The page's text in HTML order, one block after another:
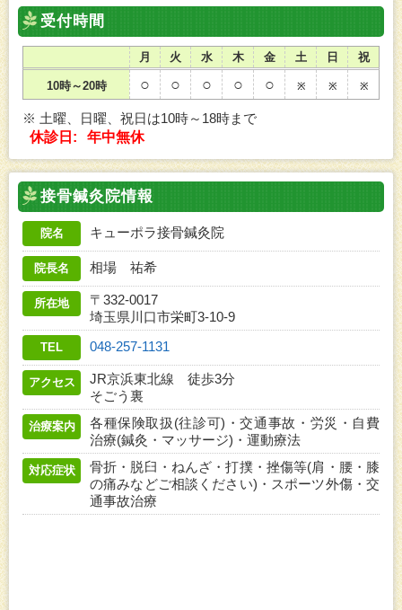
受付時間
月 火 水 木 金 土 日 祝
10時～20時 ○ ○ ○ ○ ○ ※ ※ ※
※ 土曜、日曜、祝日は10時～18時まで
休診日:
年中無休
接骨鍼灸院情報
院名 キューポラ接骨鍼灸院
院長名 相場 祐希
所在地
〒332-0017
埼玉県川口市栄町3-10-9
TEL 048-257-1131
アクセス
JR京浜東北線 徒歩3分
そごう裏
治療案内
各種保険取扱(往診可)・交通事故・労災・自費
治療(鍼灸・マッサージ)・運動療法
対応症状
骨折・脱臼・ねんざ・打撲・挫傷等(肩・腰・膝
の痛みなどご相談ください)・スポーツ外傷・交
通事故治療